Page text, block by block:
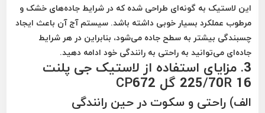
این لاستیک به گونه‌ای طراحی شده که در شرایط جاده‌های خشک و
مرطوب عملکرد بسیار خوبی داشته باشد. سیستم آج آن باعث ایجاد
چسبندگی بیشتر به سطح جاده می‌شود، بنابراین در هر شرایط
جاده‌ای می‌توانید به راحتی به رانندگی خود ادامه دهید.
3. مزایای استفاده از لاستیک جی پلنت
225/70R 16 گل CP672
الف) راحتی و سکوت در حین رانندگی